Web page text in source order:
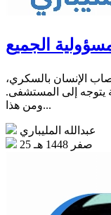
الجميع
الإنسان بالسكري،
يتوجه إلى المستشفى.
ومن هذا...
عبدالله المليباري
25 صفر 1448 هـ